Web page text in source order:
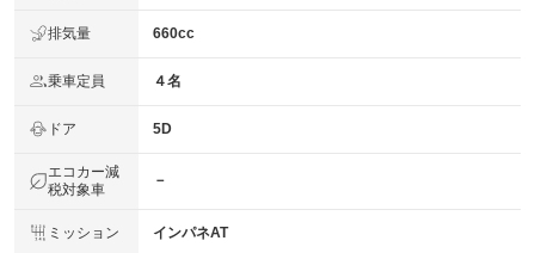
排気量 660cc
乗車定員 ４名
ドア 5D
エコカー減
税対象車
－
ミッション インパネAT